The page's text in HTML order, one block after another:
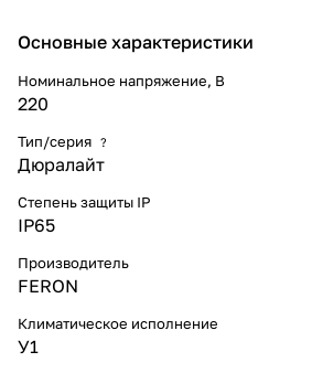
Основные характеристики
Номинальное напряжение, В
220
Тип/серия ?
Дюралайт
Степень защиты IP
IP65
Производитель
FERON
Климатическое исполнение
У1